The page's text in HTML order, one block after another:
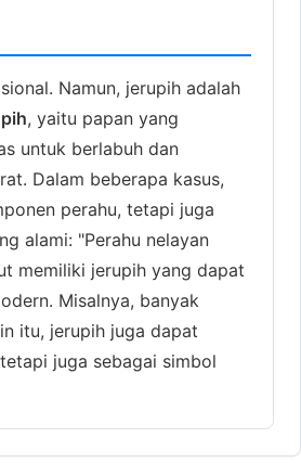
Namun, jerupih adalah
, yaitu papan yang
untuk berlabuh dan
Dalam beberapa kasus,
perahu, tetapi juga
alami: "Perahu nelayan
memiliki jerupih yang dapat
Misalnya, banyak
itu, jerupih juga dapat
juga sebagai simbol